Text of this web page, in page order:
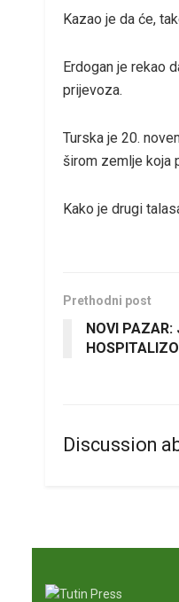
Kazao je da će,
Erdogan je rekao
prijevoza.
Turska je 20.
širom zemlje koja
Kako je drugi
Prethodni post
NOVI PAZAR:
Discussion